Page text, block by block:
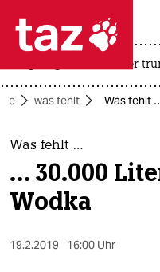
 taz
taz zahl
themen
politik
öko
gesellschaft
usa unter
was fehlt Was fehlt
Was fehlt …
… 30.000
Wodka
19.2.2019 16:00 Uhr